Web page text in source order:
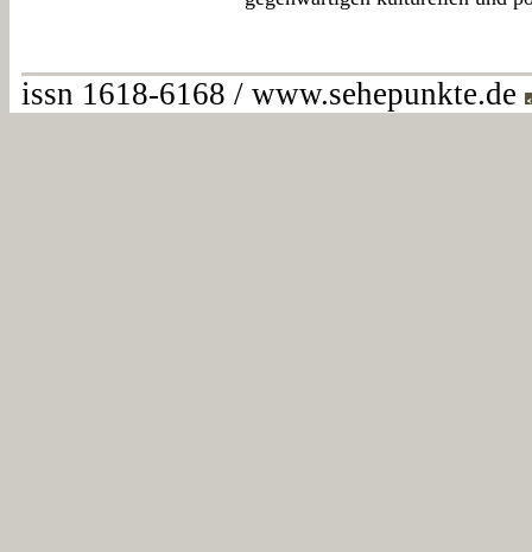
issn 1618-6168 / www.sehepunkte.de